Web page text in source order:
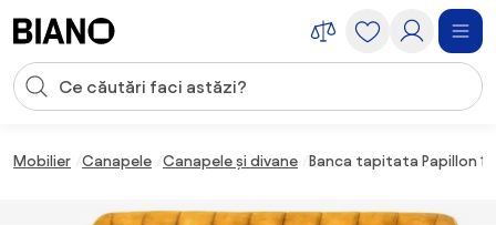
Introducerea căutării
Mobilier Canapele Canapele și divane Banca tapitata Papillon